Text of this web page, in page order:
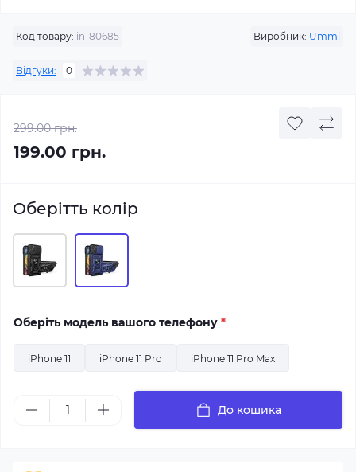
Код товару: in-80685 Виробник: Ummi
Відгуки: 0
299.00 грн.
199.00 грн.
Оберітть колір
Оберіть модель вашого телефону *
iPhone 11 iPhone 11 Pro iPhone 11 Pro Max
До кошика